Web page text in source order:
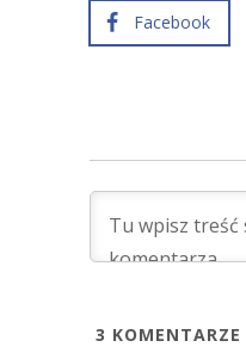
Facebook
3 KOMENTARZE